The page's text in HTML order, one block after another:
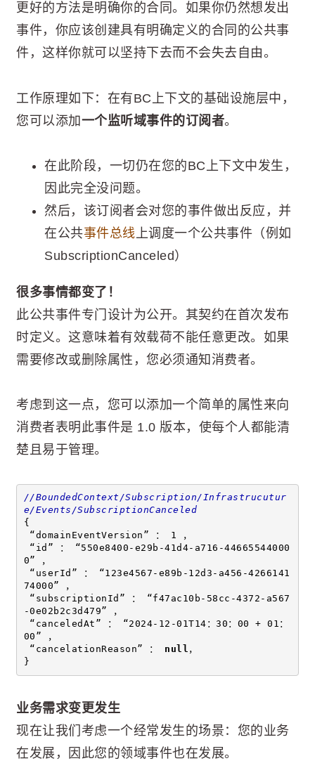
更好的方法是明确你的合同。如果你仍然想发出
事件，你应该创建具有明确定义的合同的公共事
件，这样你就可以坚持下去而不会失去自由。
工作原理如下：在有BC上下文的基础设施层中，
您可以添加一个监听域事件的订阅者。
在此阶段，一切仍在您的BC上下文中发生，
因此完全没问题。
然后，该订阅者会对您的事件做出反应，并
在公共事件总线上调度一个公共事件（例如
SubscriptionCanceled）
很多事情都变了！
此公共事件专门设计为公开。其契约在首次发布
时定义。这意味着有效载荷不能任意更改。如果
需要修改或删除属性，您必须通知消费者。
考虑到这一点，您可以添加一个简单的属性来向
消费者表明此事件是 1.0 版本，使每个人都能清
楚且易于管理。
//BoundedContext/Subscription/Infrastrucutur
e/Events/SubscriptionCanceled
{
“domainEventVersion” ： 1 ，
“id” ： “550e8400-e29b-41d4-a716-44665544000
0” ，
“userId” ： “123e4567-e89b-12d3-a456-4266141
74000” ，
“subscriptionId” ： “f47ac10b-58cc-4372-a567
-0e02b2c3d479” ，
“canceledAt” ： “2024-12-01T14：30：00 + 01：
00” ，
“cancelationReason” ： null ，
}
业务需求变更发生
现在让我们考虑一个经常发生的场景：您的业务
在发展，因此您的领域事件也在发展。